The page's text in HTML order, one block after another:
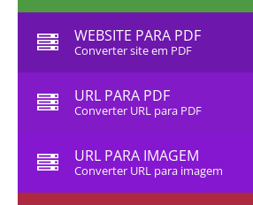
WEBSITE PARA PDF
Converter site em PDF
URL PARA PDF
Converter URL para PDF
URL PARA IMAGEM
Converter URL para imagem